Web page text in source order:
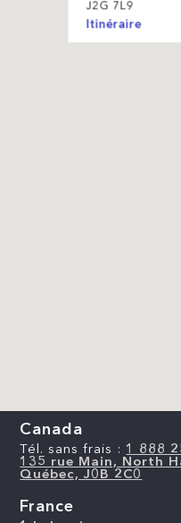
J2G 7L9
Itinéraire
Canada
Tél. sans frais : 1 888
135 rue Main, North
Québec, J0B 2C0
France